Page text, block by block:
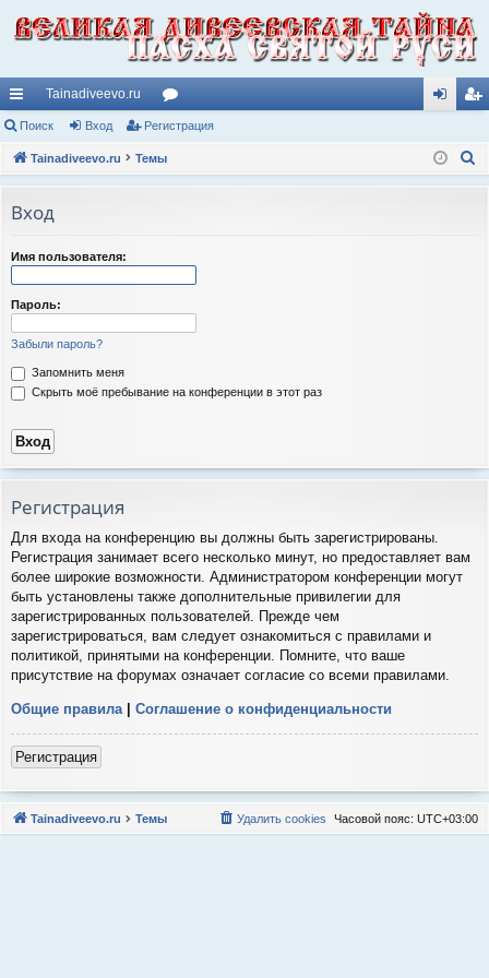
с
ы
и
Tainadiveevo.ru
ор
ум д ис
Поиск Вход Регистрация
Tainadiveevo.ru Темы
Вход
Имя пользователя:
Пароль:
Забыли пароль?
Запомнить меня
Скрыть моё пребывание на конференции в этот раз
Регистрация
Для входа на конференцию вы должны быть зарегистрированы.
Регистрация занимает всего несколько минут, но предоставляет вам
более широкие возможности. Администратором конференции могут
быть установлены также дополнительные привилегии для
зарегистрированных пользователей. Прежде чем
зарегистрироваться, вам следует ознакомиться с правилами и
политикой, принятыми на конференции. Помните, что ваше
присутствие на форумах означает согласие со всеми правилами.
Общие правила| Соглашение о конфиденциальности
Регистрация
Tainadiveevo.ru Темы Часовой пояс: UTC+03:00
Удалить cookies